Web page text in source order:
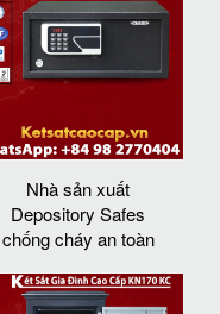
Nhà sản xuất
Depository Safes
chống cháy an toàn